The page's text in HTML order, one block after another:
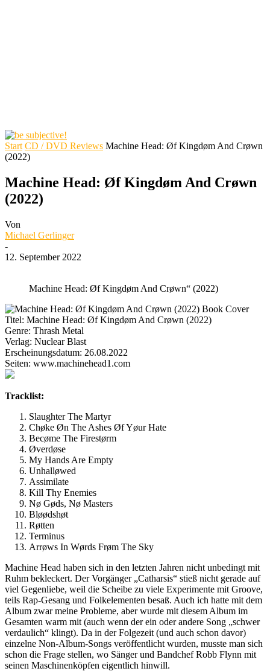
Start CD / DVD Reviews Machine Head: Øf Kingdøm And Crøwn
(2022)
Machine Head: Øf Kingdøm And Crøwn
(2022)
Von
Michael Gerlinger
-
12. September 2022
Machine Head: Øf Kingdøm And Crøwn“ (2022)
Titel: Machine Head: Øf Kingdøm And Crøwn (2022)
Genre: Thrash Metal
Verlag: Nuclear Blast
Erscheinungsdatum: 26.08.2022
Seiten: www.machinehead1.com
Tracklist:
Slaughter The Martyr
Chøke Øn The Ashes Øf Yøur Hate
Becøme The Firestørm
Øverdøse
My Hands Are Empty
Unhalløwed
Assimilate
Kill Thy Enemies
Nø Gøds, Nø Masters
Bløødshøt
Røtten
Terminus
Arrøws In Wørds Frøm The Sky
Machine Head haben sich in den letzten Jahren nicht unbedingt mit
Ruhm bekleckert. Der Vorgänger „Catharsis“ stieß nicht gerade auf
viel Gegenliebe, weil die Scheibe zu viele Experimente mit Groove,
teils Rap-Gesang und Folkelementen besaß. Auch ich hatte mit dem
Album zwar meine Probleme, aber wurde mit diesem Album im
Gesamten warm mit (auch wenn der ein oder andere Song „schwer
verdaulich“ klingt). Da in der Folgezeit (und auch schon davor)
einzelne Non-Album-Songs veröffentlicht wurden, musste man sich
schon die Frage stellen, wo Sänger und Bandchef Robb Flynn mit
seinen Maschinenköpfen eigentlich hinwill.